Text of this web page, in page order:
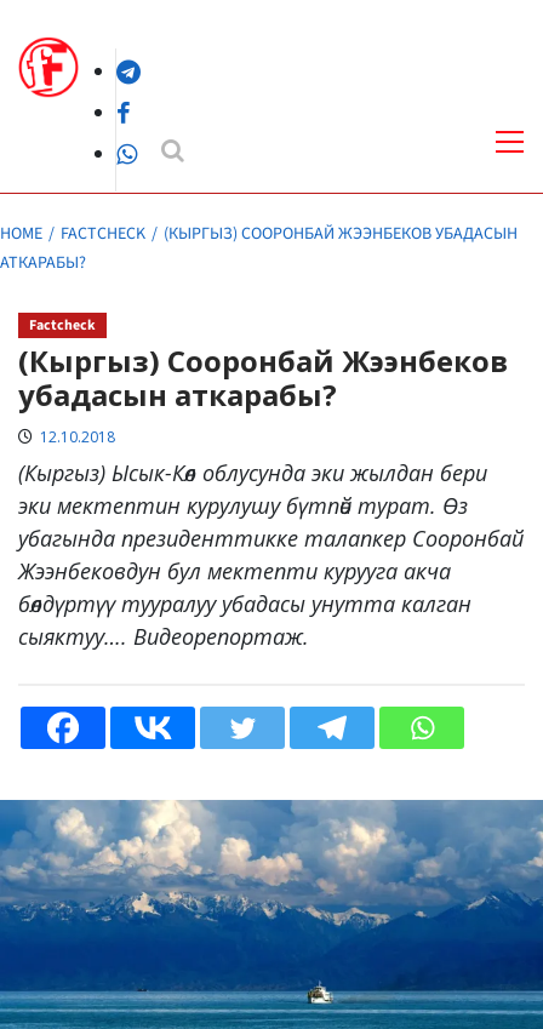
content
Telegram
Facebook
WhatsApp
HOME FACTCHECK
(КЫРГЫЗ) СООРОНБАЙ ЖЭЭНБЕКОВ УБАДАСЫН
АТКАРАБЫ?
Factcheck
(Кыргыз) Сооронбай Жээнбеков
убадасын аткарабы?
12.10.2018
(Кыргыз) Ысык-Көл облусунда эки жылдан бери
эки мектептин курулушу бүтпөй турат. Өз
убагында президенттикке талапкер Сооронбай
Жээнбековдун бул мектепти курууга акча
бөлдүртүү тууралуу убадасы унутта калган
сыяктуу…. Видеорепортаж.